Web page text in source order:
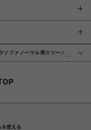
…
ソファノーマル用スツール
＆使える